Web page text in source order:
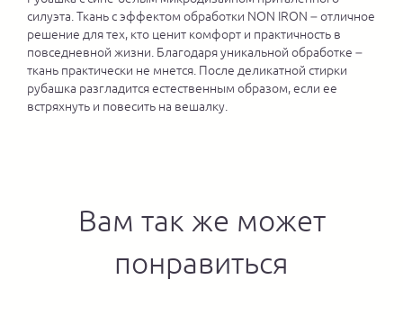
силуэта. Ткань с эффектом обработки NON IRON – отличное
решение для тех, кто ценит комфорт и практичность в
повседневной жизни. Благодаря уникальной обработке –
ткань практически не мнется. После деликатной стирки
рубашка разгладится естественным образом, если ее
встряхнуть и повесить на вешалку.
Вам так же может
понравиться